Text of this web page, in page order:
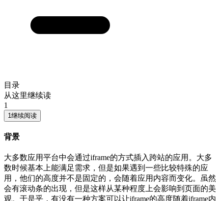
目录
从这里继续读
1
1继续阅读
背景
大多数应用平台中会通过iframe的方式插入跨站的应用。大多
数时候基本上能满足需求，但是如果遇到一些比较特殊的应
用，他们的高度并不是固定的，会随着应用内容而变化。虽然
会有滚动条的出现，但是这样从某种程度上会影响到页面的美
观。于是乎，有没有一种方案可以让iframe的高度随着iframe内